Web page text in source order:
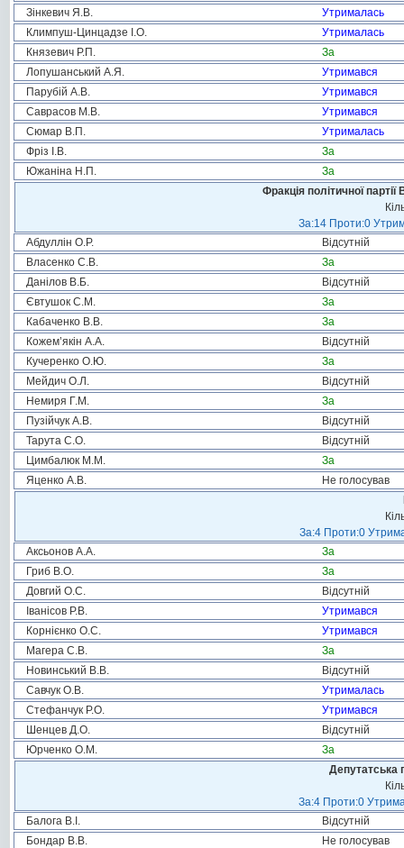
Зінкевич Я.В.
Утрималась
Климпуш-Цинцадзе І.О.
Утрималась
Князевич Р.П.
За
Лопушанський А.Я.
Утримався
Парубій А.В.
Утримався
Саврасов М.В.
Утримався
Сюмар В.П.
Утрималась
Фріз І.В.
За
Южаніна Н.П.
За
Фракція політичної
За:14 Проти:0
Абдуллін О.Р.
Відсутній
Власенко С.В.
За
Данілов В.Б.
Відсутній
Євтушок С.М.
За
Кабаченко В.В.
За
Кожем’якін А.А.
Відсутній
Кучеренко О.Ю.
За
Мейдич О.Л.
Відсутній
Немиря Г.М.
За
Пузійчук А.В.
Відсутній
Тарута С.О.
Відсутній
Цимбалюк М.М.
За
Яценко А.В.
Не голосував
За:4 Проти:0
Аксьонов А.А.
За
Гриб В.О.
За
Довгий О.С.
Відсутній
Іванісов Р.В.
Утримався
Корнієнко О.С.
Утримався
Магера С.В.
За
Новинський В.В.
Відсутній
Савчук О.В.
Утрималась
Стефанчук Р.О.
Утримався
Шенцев Д.О.
Відсутній
Юрченко О.М.
За
Депутатська
За:4 Проти:0
Балога В.І.
Відсутній
Бондар В.В.
Не голосував